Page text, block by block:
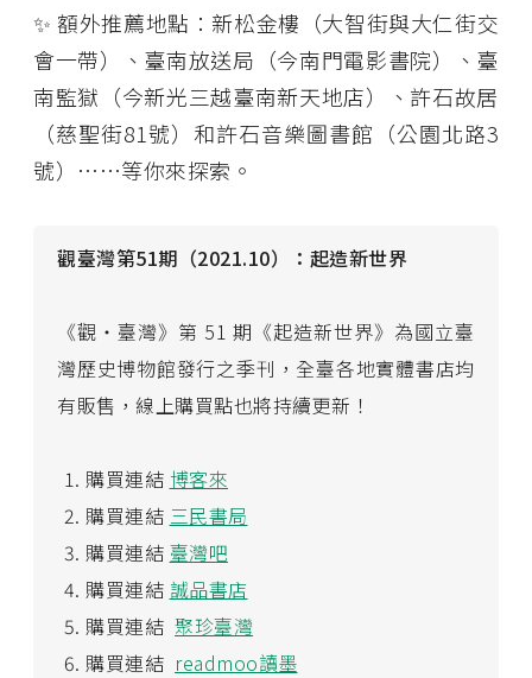
✨ 額外推薦地點：新松金樓（大智街與大仁街交
會一帶）、臺南放送局（今南門電影書院）、臺
南監獄（今新光三越臺南新天地店）、許石故居
（慈聖街81號）和許石音樂圖書館（公園北路3
號）⋯⋯等你來探索。
觀臺灣第51期（2021.10）：起造新世界
《觀・臺灣》第 51 期《起造新世界》為國立臺
灣歷史博物館發行之季刊，全臺各地實體書店均
有販售，線上購買點也將持續更新！
購買連結 博客來
購買連結 三民書局
購買連結 臺灣吧
購買連結 誠品書店
購買連結 聚珍臺灣
購買連結 readmoo讀墨